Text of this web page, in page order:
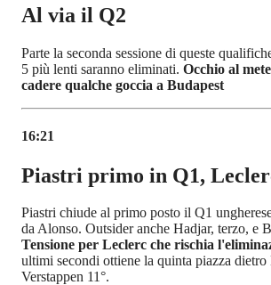
Al via il Q2
Parte la seconda sessione di queste
5 più lenti saranno eliminati. Occhio al
cadere qualche goccia a Budapest
16:21
Piastri primo in Q1,
Piastri chiude al primo posto il Q1
da Alonso. Outsider anche Hadjar, terzo, e
Tensione per Leclerc che rischia
ultimi secondi ottiene la quinta piazza
Verstappen 11°.